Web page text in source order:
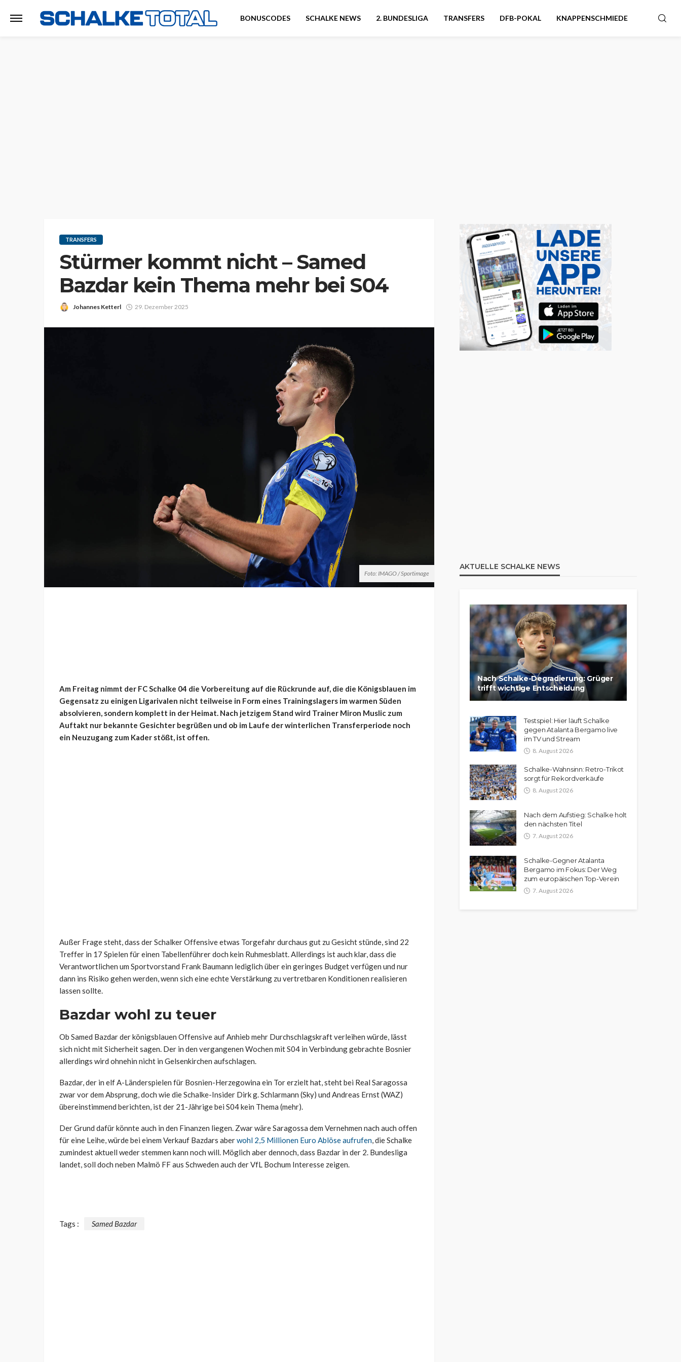
BONUSCODES SCHALKE NEWS 2. BUNDESLIGA TRANSFERS DFB-POKAL KNAPPENSCHMIEDE
TRANSFERS
Stürmer kommt nicht – Samed
Bazdar kein Thema mehr bei S04
Johannes Ketterl 29. Dezember 2025
Foto: IMAGO / Sportimage
Am Freitag nimmt der FC Schalke 04 die Vorbereitung auf die Rückrunde auf, die die Königsblauen im
Gegensatz zu einigen Ligarivalen nicht teilweise in Form eines Trainingslagers im warmen Süden
absolvieren, sondern komplett in der Heimat. Nach jetzigem Stand wird Trainer Miron Muslic zum
Auftakt nur bekannte Gesichter begrüßen und ob im Laufe der winterlichen Transferperiode noch
ein Neuzugang zum Kader stößt, ist offen.
Außer Frage steht, dass der Schalker Offensive etwas Torgefahr durchaus gut zu Gesicht stünde, sind 22
Treffer in 17 Spielen für einen Tabellenführer doch kein Ruhmesblatt. Allerdings ist auch klar, dass die
Verantwortlichen um Sportvorstand Frank Baumann lediglich über ein geringes Budget verfügen und nur
dann ins Risiko gehen werden, wenn sich eine echte Verstärkung zu vertretbaren Konditionen realisieren
lassen sollte.
Bazdar wohl zu teuer
Ob Samed Bazdar der königsblauen Offensive auf Anhieb mehr Durchschlagskraft verleihen würde, lässt
sich nicht mit Sicherheit sagen. Der in den vergangenen Wochen mit S04 in Verbindung gebrachte Bosnier
allerdings wird ohnehin nicht in Gelsenkirchen aufschlagen.
Bazdar, der in elf A-Länderspielen für Bosnien-Herzegowina ein Tor erzielt hat, steht bei Real Saragossa
zwar vor dem Absprung, doch wie die Schalke-Insider Dirk g. Schlarmann (Sky) und Andreas Ernst (WAZ)
übereinstimmend berichten, ist der 21-Jährige bei S04 kein Thema (mehr).
Der Grund dafür könnte auch in den Finanzen liegen. Zwar wäre Saragossa dem Vernehmen nach auch offen
für eine Leihe, würde bei einem Verkauf Bazdars aberwohl 2,5 Millionen Euro Ablöse aufrufen, die Schalke
zumindest aktuell weder stemmen kann noch will. Möglich aber dennoch, dass Bazdar in der 2. Bundesliga
landet, soll doch neben Malmö FF aus Schweden auch der VfL Bochum Interesse zeigen.
Tags : Samed Bazdar
AKTUELLE SCHALKE NEWS
Nach Schalke-Degradierung: Grüger
trifft wichtige Entscheidung
Testspiel: Hier läuft Schalke
gegen Atalanta Bergamo live
im TV und Stream
8. August 2026
Schalke-Wahnsinn: Retro-Trikot
sorgt für Rekordverkäufe
8. August 2026
Nach dem Aufstieg: Schalke holt
den nächsten Titel
7. August 2026
Schalke-Gegner Atalanta
Bergamo im Fokus: Der Weg
zum europäischen Top-Verein
7. August 2026